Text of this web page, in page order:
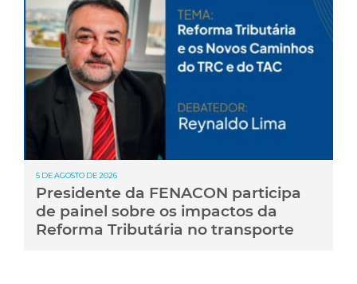
5 DE AGOSTO DE 2026
Presidente da FENACON participa
de painel sobre os impactos da
Reforma Tributária no transporte